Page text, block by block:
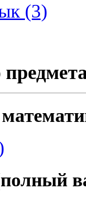
(3)